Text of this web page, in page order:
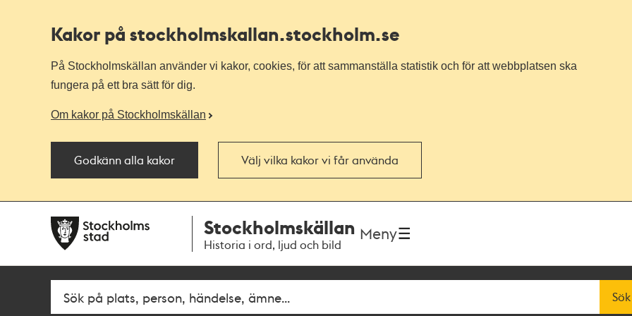
Kakor på stockholmskallan.stockholm.se
På Stockholmskällan använder vi kakor, cookies, för att sammanställa statistik och för att webbplatsen ska
fungera på ett bra sätt för dig.
Om kakor på Stockholmskällan
Godkänn alla kakor Välj vilka kakor vi får använda
navigationen
huvudinnehållet
Stockholmskällan
Historia i ord, ljud och bild
Meny
Fritextsök Sök